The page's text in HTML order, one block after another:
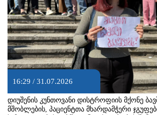
16:29 / 31.07.2026
დიუშენის კუნთოვანი დისტროფიის მქონე
მშობლების, პაციენტთა მხარდამჭერი